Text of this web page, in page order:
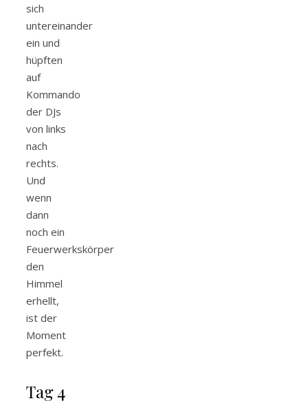
sich
untereinander
ein und
hüpften
auf
Kommando
der DJs
von links
nach
rechts.
Und
wenn
dann
noch ein
Feuerwerkskörper
den
Himmel
erhellt,
ist der
Moment
perfekt.
Tag 4